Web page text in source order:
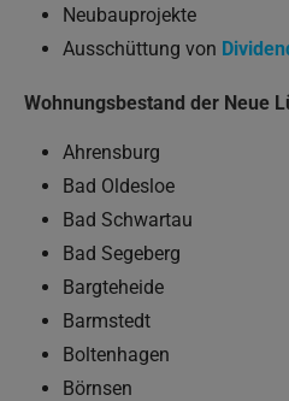
Neubauprojekte
Ausschüttung von
Wohnungsbestand der Neue
Ahrensburg
Bad Oldesloe
Bad Schwartau
Bad Segeberg
Bargteheide
Barmstedt
Boltenhagen
Börnsen